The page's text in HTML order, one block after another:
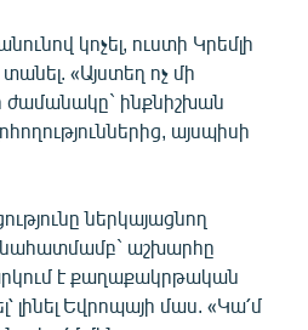
կոչել, ուստի Կրեմլի
«Այստեղ ոչ մի
ժամանակը` ինքնիշխան
այսպիսի
ներկայացնող
աշխարհը
է քաղաքակրթական
լինել Եվրոպայի մաս. «Կա՛մ